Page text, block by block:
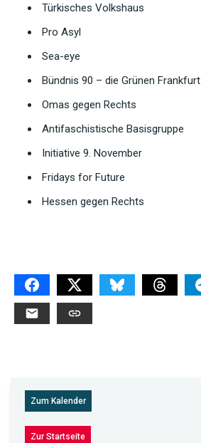
Türkisches Volkshaus
Pro Asyl
Sea-eye
Bündnis 90 – die Grünen Frankfurt
Omas gegen Rechts
Antifaschistische Basisgruppe
Initiative 9. November
Fridays for Future
Hessen gegen Rechts
Zum Kalender
Zur Startseite